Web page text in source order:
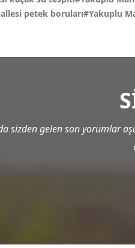
petek boruları#Yakuplu
sizden gelen son yorumlar